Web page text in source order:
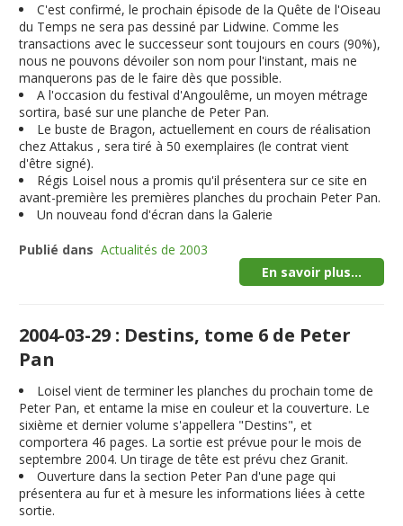
C'est confirmé, le prochain épisode de la Quête de l'Oiseau
du Temps ne sera pas dessiné par Lidwine. Comme les
transactions avec le successeur sont toujours en cours (90%),
nous ne pouvons dévoiler son nom pour l'instant, mais ne
manquerons pas de le faire dès que possible.
A l'occasion du festival d'Angoulême, un moyen métrage
sortira, basé sur une planche de Peter Pan.
Le buste de Bragon, actuellement en cours de réalisation
chez Attakus , sera tiré à 50 exemplaires (le contrat vient
d'être signé).
Régis Loisel nous a promis qu'il présentera sur ce site en
avant-première les premières planches du prochain Peter Pan.
Un nouveau fond d'écran dans la Galerie
Publié dans Actualités de 2003
En savoir plus...
2004-03-29 : Destins, tome 6 de Peter
Pan
Loisel vient de terminer les planches du prochain tome de
Peter Pan, et entame la mise en couleur et la couverture. Le
sixième et dernier volume s'appellera "Destins", et
comportera 46 pages. La sortie est prévue pour le mois de
septembre 2004. Un tirage de tête est prévu chez Granit.
Ouverture dans la section Peter Pan d'une page qui
présentera au fur et à mesure les informations liées à cette
sortie.